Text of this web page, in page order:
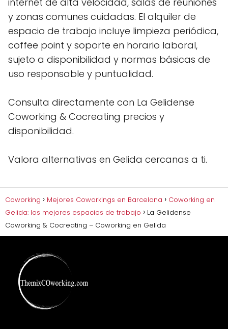
y zonas comunes cuidadas. El alquiler de
espacio de trabajo incluye limpieza periódica,
coffee point y soporte en horario laboral,
sujeto a disponibilidad y normas básicas de
uso responsable y puntualidad.
Consulta directamente con La Gelidense
Coworking & Cocreating precios y
disponibilidad.
Valora alternativas en Gelida cercanas a ti.
Coworking Mejores Coworkings en Barcelona
Coworking en
Gelida: los mejores espacios de trabajo
La Gelidense
Coworking & Cocreating – Coworking en Gelida